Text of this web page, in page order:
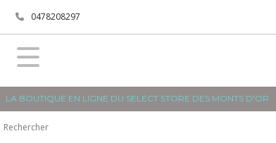
0478208297
LA BOUTIQUE EN LIGNE DU SELECT STORE DES MONTS D'OR